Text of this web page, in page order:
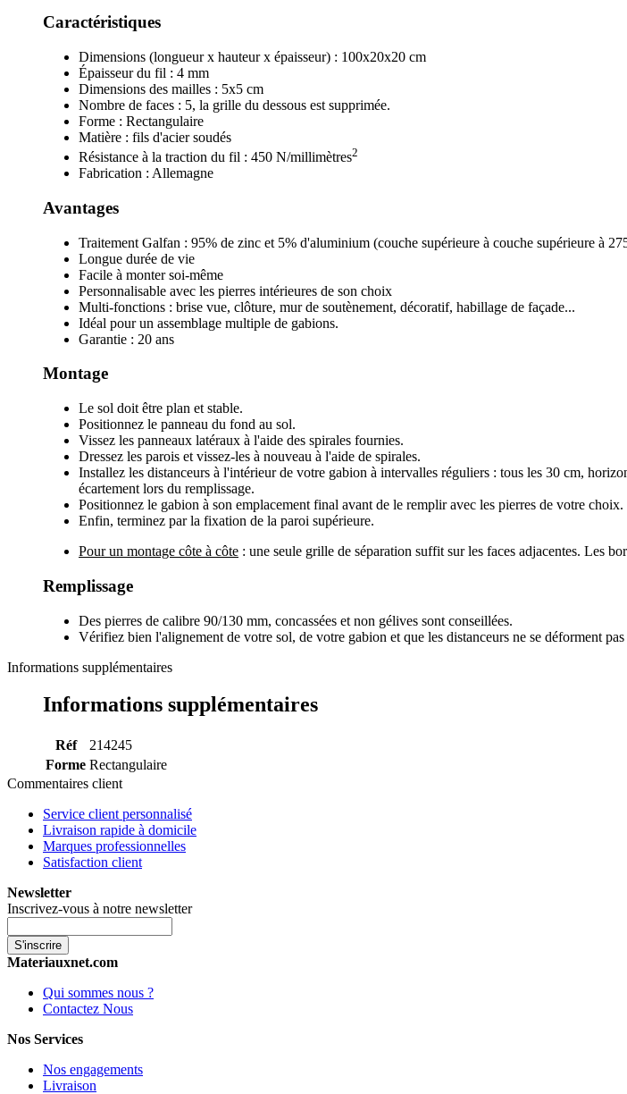
Caractéristiques
Dimensions (longueur x hauteur x épaisseur) : 100x20x20 cm
Épaisseur du fil : 4 mm
Dimensions des mailles : 5x5 cm
Nombre de faces : 5, la grille du dessous est supprimée.
Forme : Rectangulaire
Matière : fils d'acier soudés
Résistance à la traction du fil : 450 N/millimètres2
Fabrication : Allemagne
Avantages
Traitement Galfan : 95% de zinc et 5% d'aluminium (couche supérieure à couche supérieure à
Longue durée de vie
Facile à monter soi-même
Personnalisable avec les pierres intérieures de son choix
Multi-fonctions : brise vue, clôture, mur de soutènement, décoratif, habillage de façade...
Idéal pour un assemblage multiple de gabions.
Garantie : 20 ans
Montage
Le sol doit être plan et stable.
Positionnez le panneau du fond au sol.
Vissez les panneaux latéraux à l'aide des spirales fournies.
Dressez les parois et vissez-les à nouveau à l'aide de spirales.
Installez les distanceurs à l'intérieur de votre gabion à intervalles réguliers : tous les 30 cm,
écartement lors du remplissage.
Positionnez le gabion à son emplacement final avant de le remplir avec les pierres de votre choix.
Enfin, terminez par la fixation de la paroi supérieure.
Pour un montage côte à côte : une seule grille de séparation suffit sur les faces adjacentes. Les
Remplissage
Des pierres de calibre 90/130 mm, concassées et non gélives sont conseillées.
Vérifiez bien l'alignement de votre sol, de votre gabion et que les distanceurs ne se déforment
Informations supplémentaires
Informations supplémentaires
Réf
214245
Forme Rectangulaire
Commentaires client
Service client personnalisé
Livraison rapide à domicile
Marques professionnelles
Satisfaction client
Newsletter
Inscrivez-vous à notre newsletter
S'inscrire
Materiauxnet.com
Qui sommes nous ?
Contactez Nous
Nos Services
Nos engagements
Livraison